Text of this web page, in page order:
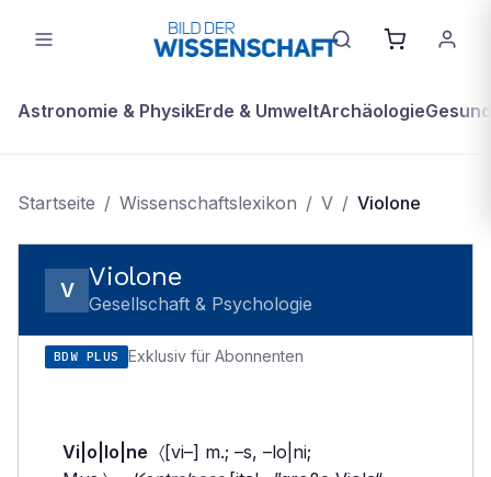
Astronomie & PhysikErde & UmweltArchäologie
Startseite / Wissenschaftslexikon / V / Violone
V Violone
Gesellschaft & Psychologie
BDW PLUS Exklusiv für Abonnenten
Vi|o|lo|ne 〈[vi–] m.; –s, –lo|ni;